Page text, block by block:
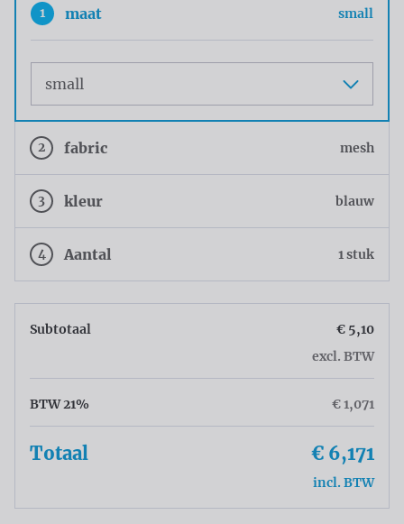
1 maat small
2 fabric mesh
3 kleur blauw
4 Aantal 1 stuk
Subtotaal
€ 5,10
excl. BTW
BTW 21% € 1,071
Totaal € 6,171
incl. BTW